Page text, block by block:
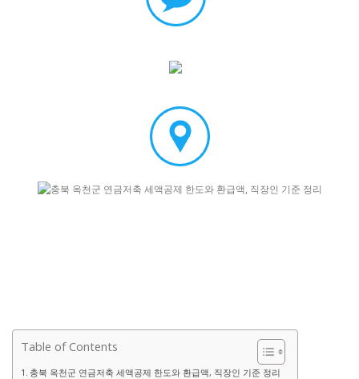
Table of Contents
충북 옥천군 연금저축 세액공제 한도와 환급액, 직장인 기준 정리